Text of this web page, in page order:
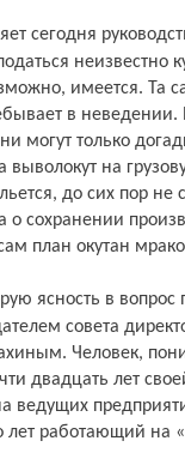
неизвестно
имеется. Та
в неведении.
могут только
выволокут на
до сих пор
о сохранении
план окутан
совета
Человек,
двадцать лет
ведущих
лет работающий на